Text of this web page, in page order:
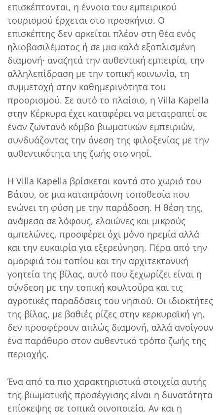
επισκέπτονται, η έννοια του εμπειρικού
τουρισμού έρχεται στο προσκήνιο. Ο
επισκέπτης δεν αρκείται πλέον στη θέα ενός
ηλιοβασιλέματος ή σε μια καλά εξοπλισμένη
διαμονή· αναζητά την αυθεντική εμπειρία, την
αλληλεπίδραση με την τοπική κοινωνία, τη
συμμετοχή στην καθημερινότητα του
προορισμού. Σε αυτό το πλαίσιο, η Villa Kapella
στην Κέρκυρα έχει καταφέρει να μετατραπεί σε
έναν ζωντανό κόμβο βιωματικών εμπειριών,
συνδυάζοντας την άνεση της φιλοξενίας με την
αυθεντικότητα της ζωής στο νησί.
Η Villa Kapella βρίσκεται κοντά στο χωριό του
Βάτου, σε μια καταπράσινη τοποθεσία που
ενώνει τη φύση με την παράδοση. Η θέση της,
ανάμεσα σε λόφους, ελαιώνες και μικρούς
αμπελώνες, προσφέρει όχι μόνο ηρεμία αλλά
και την ευκαιρία για εξερεύνηση. Πέρα από την
ομορφιά του τοπίου και την αρχιτεκτονική
γοητεία της βίλας, αυτό που ξεχωρίζει είναι η
σύνδεση με την τοπική κουλτούρα και τις
αγροτικές παραδόσεις του νησιού. Οι ιδιοκτήτες
της βίλας, με βαθιές ρίζες στην κερκυραϊκή γη,
δεν προσφέρουν απλώς διαμονή, αλλά ανοίγουν
ένα παράθυρο στον αυθεντικό τρόπο ζωής της
περιοχής.
Ένα από τα πιο χαρακτηριστικά στοιχεία αυτής
της βιωματικής προσέγγισης είναι η δυνατότητα
επίσκεψης σε τοπικά οινοποιεία. Αν και η